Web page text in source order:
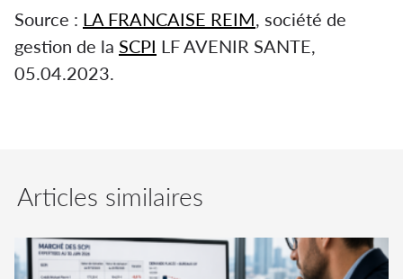
Source : LA FRANCAISE REIM, société de
gestion de la SCPI LF AVENIR SANTE,
05.04.2023.
Articles similaires